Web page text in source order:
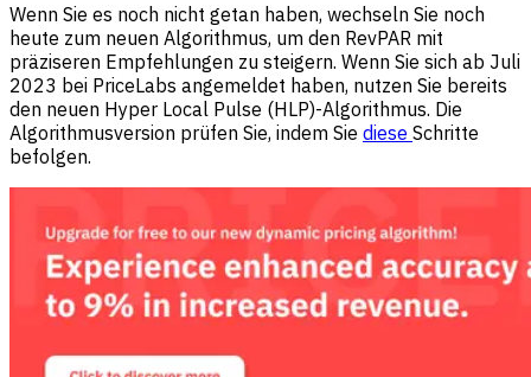
Wenn Sie es noch nicht getan haben, wechseln Sie noch
heute zum neuen Algorithmus, um den RevPAR mit
präziseren Empfehlungen zu steigern. Wenn Sie sich ab Juli
2023 bei PriceLabs angemeldet haben, nutzen Sie bereits
den neuen Hyper Local Pulse (HLP)-Algorithmus. Die
Algorithmusversion prüfen Sie, indem Sie diese Schritte
befolgen.